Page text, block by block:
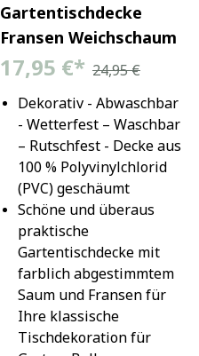
Gartentischdecke
Fransen Weichschaum
17,95 €* 24,95 €
Dekorativ - Abwaschbar
- Wetterfest – Waschbar
– Rutschfest - Decke aus
100 % Polyvinylchlorid
(PVC) geschäumt
Schöne und überaus
praktische
Gartentischdecke mit
farblich abgestimmtem
Saum und Fransen für
Ihre klassische
Tischdekoration für